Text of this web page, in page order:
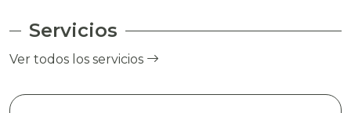
Servicios
Ver todos los servicios